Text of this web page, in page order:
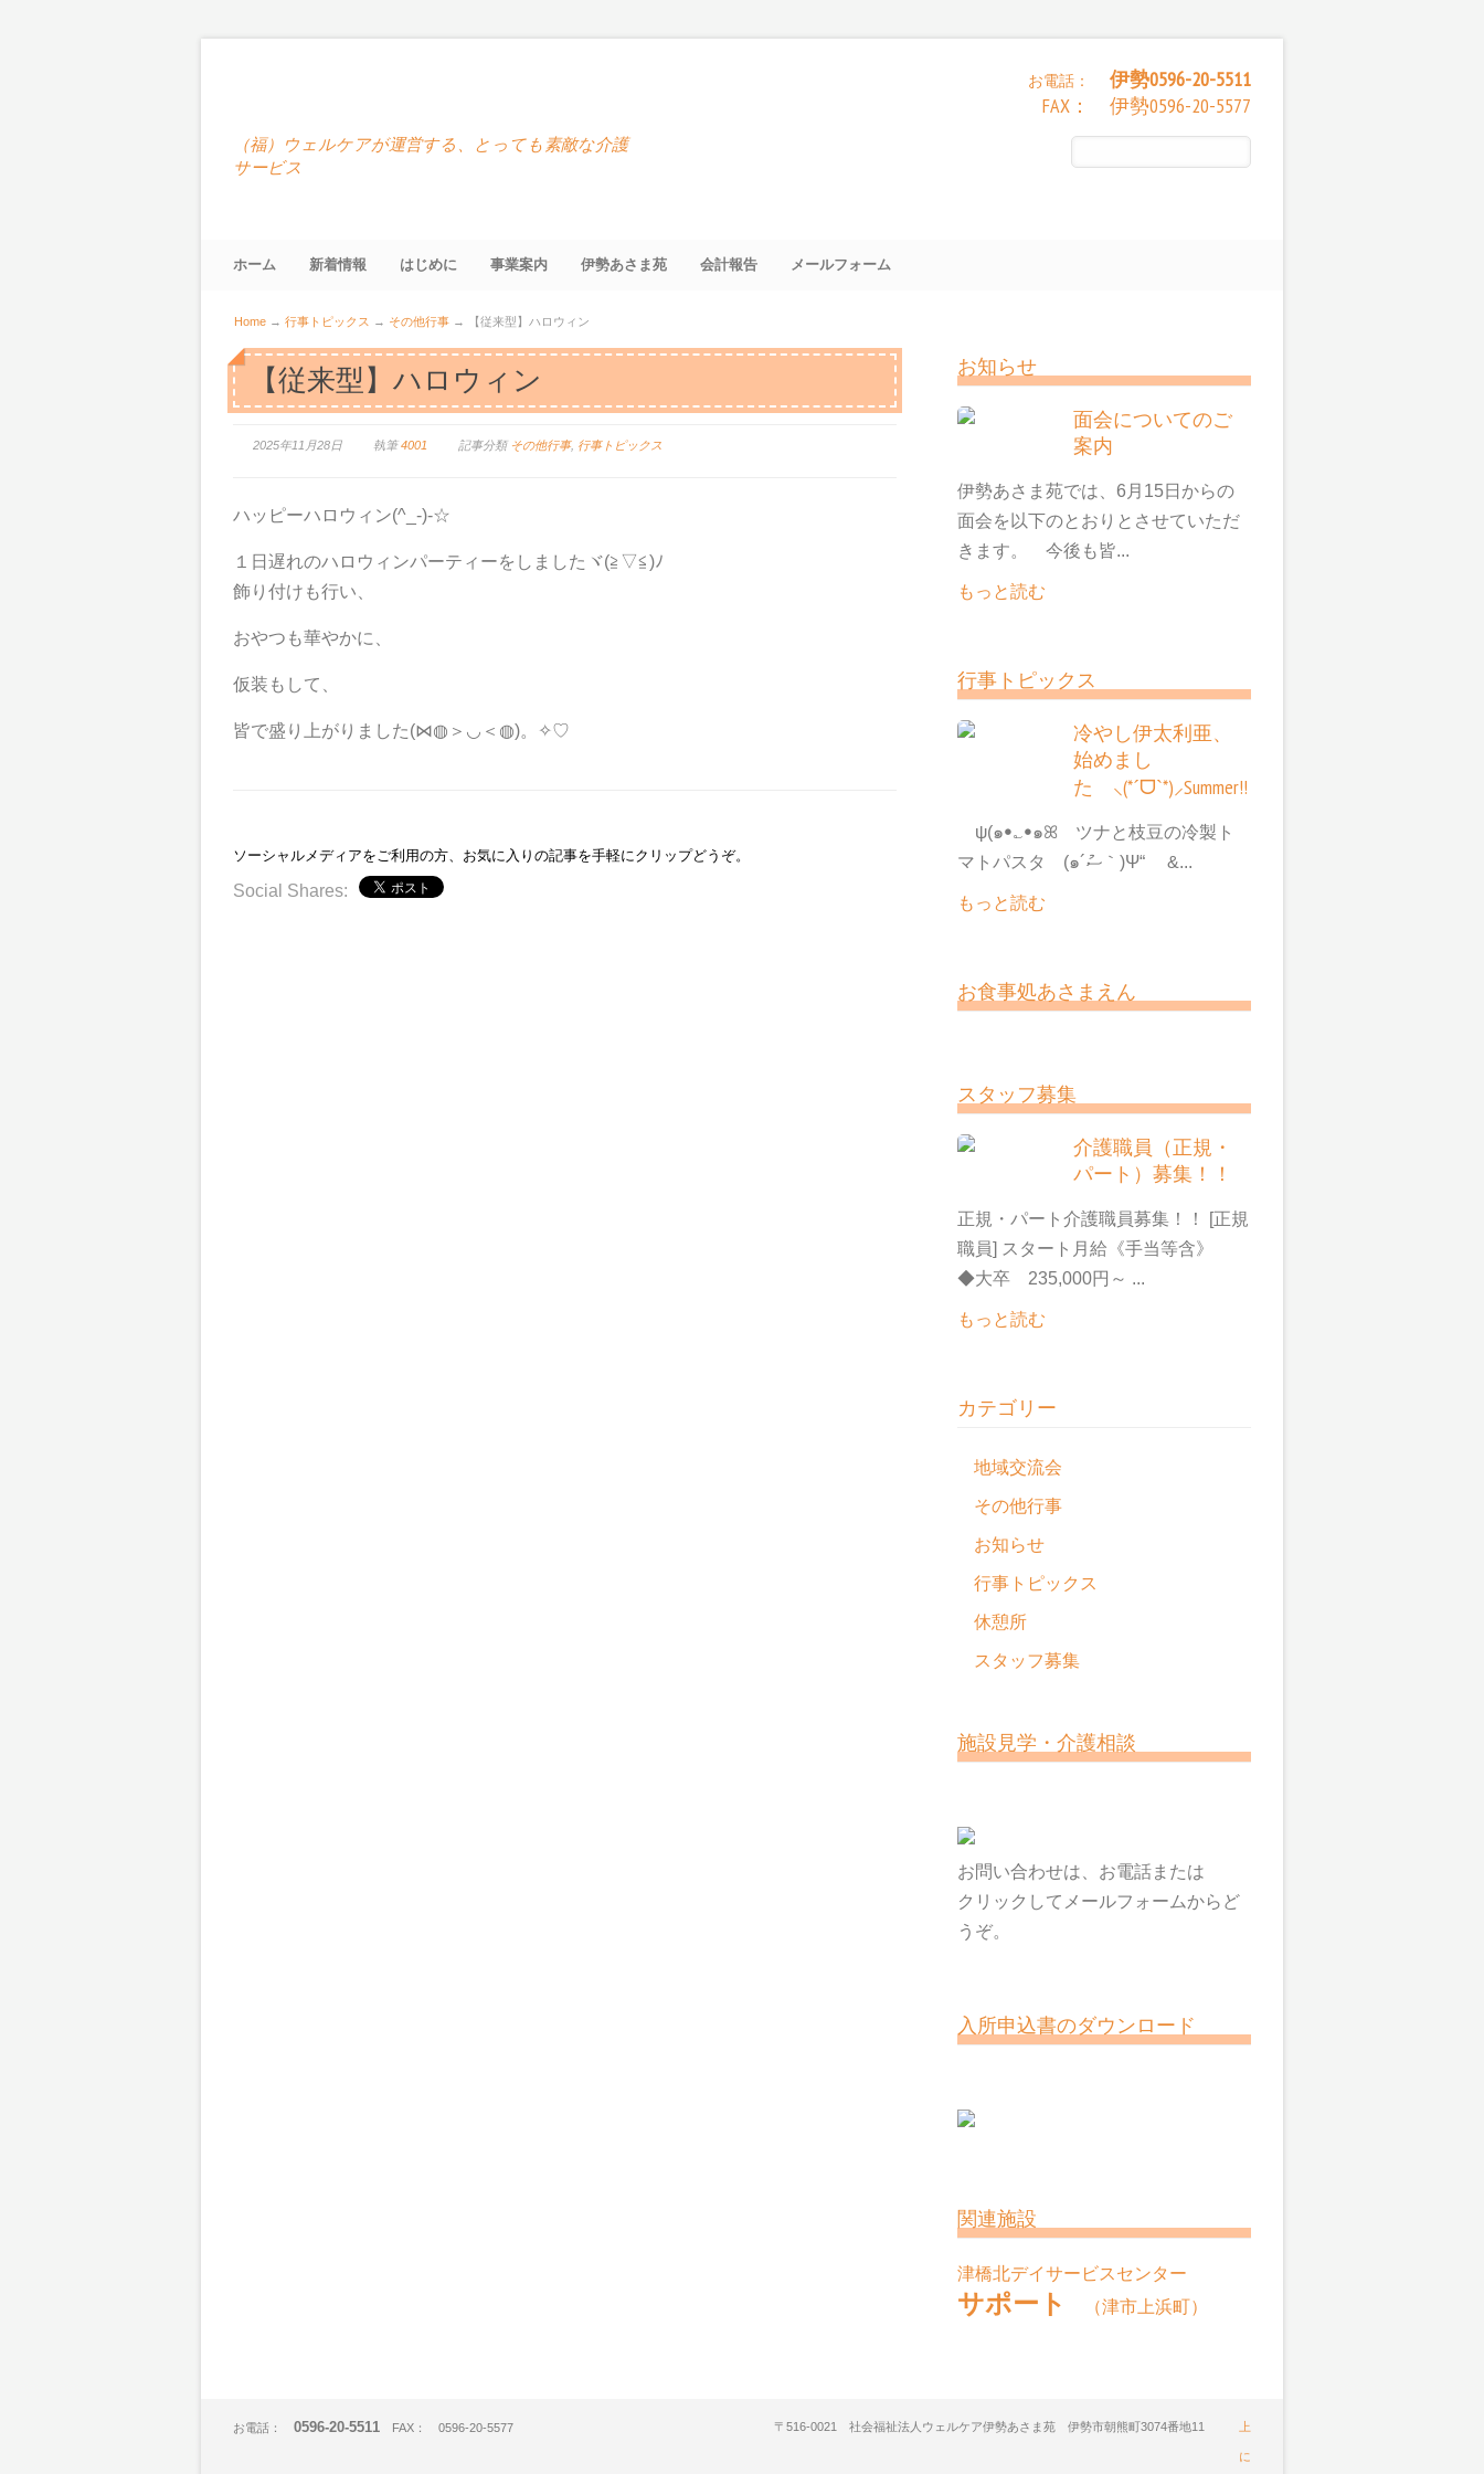
（福）ウェルケアが運営する、とっても素敵な介護
サービス
お電話：
伊勢0596-20-5511
FAX： 伊勢0596-20-5577
ホーム 新着情報 はじめに 事業案内 伊勢あさま苑 会計報告 メールフォーム
Home→ 行事トピックス → その他行事→ 【従来型】ハロウィン
【従来型】ハロウィン
2025年11月28日 執筆4001 記事分類 その他行事, 行事トピックス
ハッピーハロウィン(^_-)-☆
１日遅れのハロウィンパーティーをしましたヾ(≧▽≦)ﾉ
飾り付けも行い、
おやつも華やかに、
仮装もして、
皆で盛り上がりました(⋈◍＞◡＜◍)。✧♡
ソーシャルメディアをご利用の方、お気に入りの記事を手軽にクリップどうぞ。
Social Shares:
お知らせ
面会についてのご
案内
伊勢あさま苑では、6月15日からの
面会を以下のとおりとさせていただ
きます。 今後も皆...
もっと読む
行事トピックス
冷やし伊太利亜、
始めまし
た ⸜(*ˊᗜˋ*)⸝Summer!!
ψ(๑ꔷ؎ꔷ๑ꕤ ツナと枝豆の冷製ト
マトパスタ (๑´ސު｀)Ψ“ &...
もっと読む
お食事処あさまえん
スタッフ募集
介護職員（正規・
パート）募集！！
正規・パート介護職員募集！！ [正規
職員] スタート月給《手当等含》
◆大卒 235,000円～ ...
もっと読む
カテゴリー
地域交流会
その他行事
お知らせ
行事トピックス
休憩所
スタッフ募集
施設見学・介護相談
お問い合わせは、お電話または
クリックしてメールフォームからど
うぞ。
入所申込書のダウンロード
関連施設
津橋北デイサービスセンター
サポート （津市上浜町）
お電話：0596-20-5511 FAX： 0596-20-5577 〒516-0021 社会福祉法人ウェルケア伊勢あさま苑 伊勢市朝熊町3074番地11 上
に